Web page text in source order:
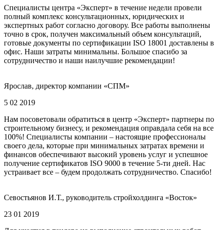
Специалисты центра «Эксперт» в течение недели провели
полный комплекс консультационных, юридических и
экспертных работ согласно договору. Все работы выполнены
точно в срок, получен максимальный объем консультаций,
готовые документы по сертификации ISO 18001 доставлены в
офис. Наши затраты минимальны. Большое спасибо за
сотрудничество и наши наилучшие рекомендации!
Ярослав, директор компании «СПМ»
5 02 2019
Нам посоветовали обратиться в центр «Эксперт» партнеры по
строительному бизнесу, и рекомендация оправдала себя на все
100%! Специалисты компании – настоящие профессионалы
своего дела, которые при минимальных затратах времени и
финансов обеспечивают высокий уровень услуг и успешное
получение сертификатов ISO 9000 в течение 5-ти дней. Нас
устраивает все – будем продолжать сотрудничество. Спасибо!
Севостьянов И.Т., руководитель стройхолдинга «Восток»
23 01 2019